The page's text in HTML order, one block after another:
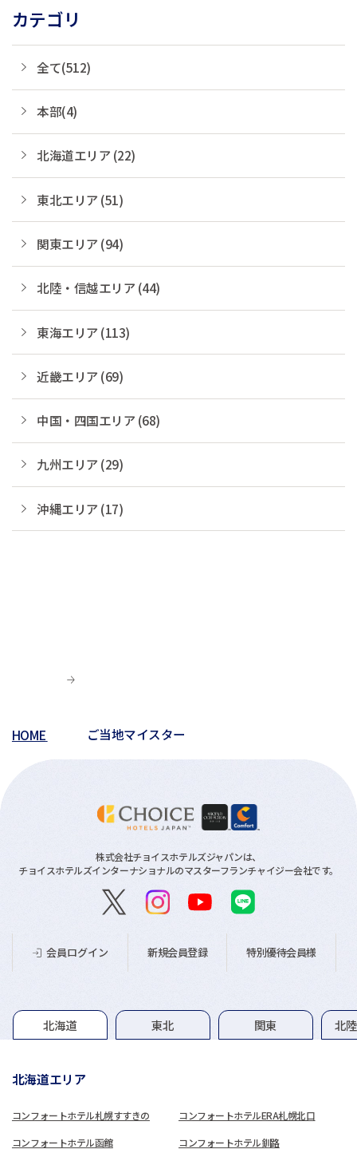
カテゴリ
全て(512)
本部(4)
北海道エリア (22)
東北エリア (51)
関東エリア (94)
北陸・信越エリア (44)
東海エリア (113)
近畿エリア (69)
中国・四国エリア (68)
九州エリア (29)
沖縄エリア (17)
HOME ご当地マイスター
株式会社チョイスホテルズジャパンは、
チョイスホテルズインターナショナルのマスターフランチャイジー会社です。
会員ログイン 新規会員登録 特別優待会員様
グループホテル一覧
北海道 東北 関東 北
北海道エリア
コンフォートホテル札幌すすきの コンフォートホテルERA札幌北口
コンフォートホテル函館 コンフォートホテル釧路